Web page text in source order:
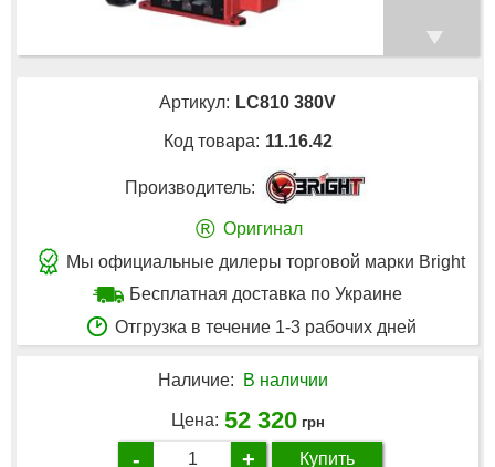
Артикул: LC810 380V
Код товара: 11.16.42
Производитель:
® Оригинал
Мы официальные дилеры торговой марки Bright
Бесплатная доставка по Украине
Отгрузка в течение 1-3 рабочих дней
Наличие: В наличии
Цена: 52 320 грн
- + Купить